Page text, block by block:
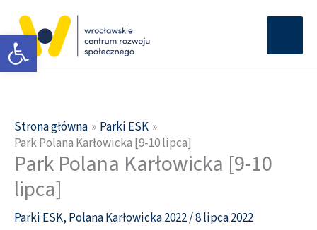
Otwórz pasek narzędzi
treści
Strona główna
Parki ESK
Park Polana Karłowicka [9-10 lipca]
Park Polana Karłowicka [9-10
lipca]
Parki ESK, Polana Karłowicka 2022/8 lipca 2022